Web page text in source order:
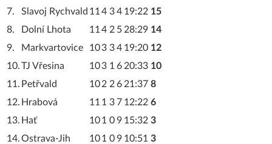
7. Slavoj Rychvald 11 4 34 19:22 15
8.
Dolní Lhota 11 4 2 5 28:29 14
9.
Markvartovice 103 34 19:20 12
10.TJ Vřesina 103 1 6 20:33 10
11. Petřvald 102 26 21:37 8
12. Hrabová 11 1 3 7 12:22 6
13. Hať 101 0 9 15:32 3
14.Ostrava-Jih 101 0 9 10:51 3